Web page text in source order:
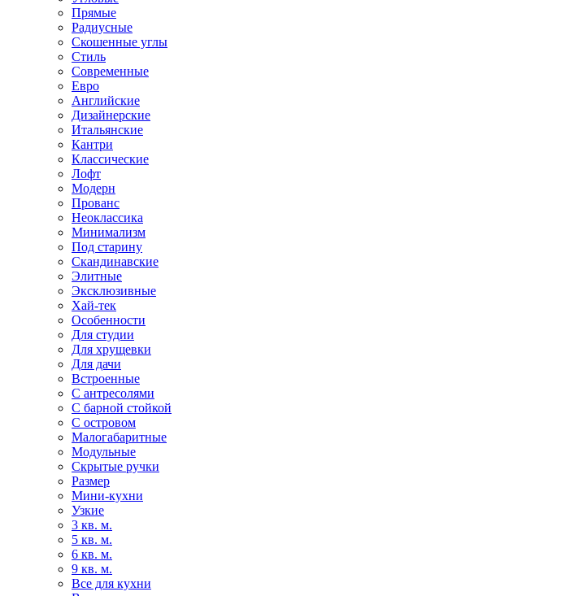
Прямые
Радиусные
Скошенные углы
Стиль
Современные
Евро
Английские
Дизайнерские
Итальянские
Кантри
Классические
Лофт
Модерн
Прованс
Неоклассика
Минимализм
Под старину
Скандинавские
Элитные
Эксклюзивные
Хай-тек
Особенности
Для студии
Для хрущевки
Для дачи
Встроенные
С антресолями
С барной стойкой
С островом
Малогабаритные
Модульные
Скрытые ручки
Размер
Мини-кухни
Узкие
3 кв. м.
5 кв. м.
6 кв. м.
9 кв. м.
Все для кухни